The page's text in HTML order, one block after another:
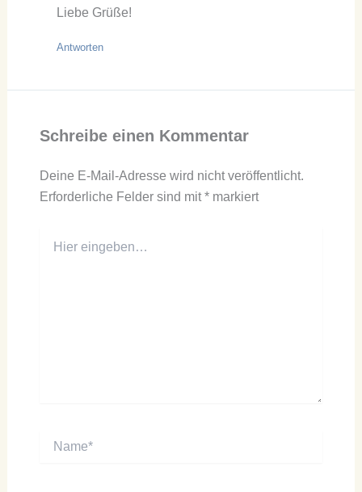
Liebe Grüße!
Antworten
Schreibe einen Kommentar
Deine E-Mail-Adresse wird nicht veröffentlicht.
Erforderliche Felder sind mit*markiert
eingeben…